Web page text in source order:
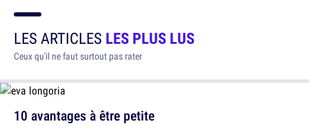
LES ARTICLES LES PLUS LUS
Ceux qu'il ne faut surtout pas rater
10 avantages à être petite